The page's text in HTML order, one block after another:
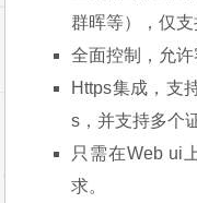
群晖等），仅支
全面控制，允许
Https集成，支
s，并支持多个
只需在Web ui
求。